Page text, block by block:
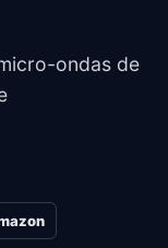
ondas de